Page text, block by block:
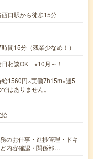
口駅から徒歩15分
間15分（残業少なめ！）
相談OK ※10月～！
1560円×実働7h15m×週5
はありません。
のお仕事・進捗管理・ドキ
内容確認・関係部…